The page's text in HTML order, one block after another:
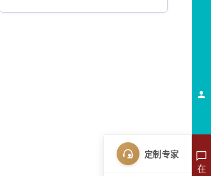
在
定制专家